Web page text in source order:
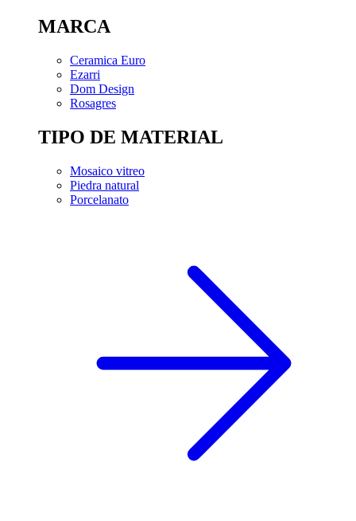
MARCA
Ceramica Euro
Ezarri
Dom Design
Rosagres
TIPO DE MATERIAL
Mosaico vitreo
Piedra natural
Porcelanato